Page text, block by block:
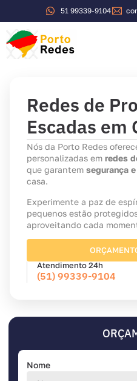
51 99339-9104
Redes de
Escadas em
Nós da Porto Redes
personalizadas em redes
que garantem segurança
casa.
Experimente a paz de
pequenos estão
aproveitando cada
Atendimento 24h
(51) 99339-9104
Nome